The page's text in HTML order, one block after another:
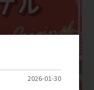
2026-01-30